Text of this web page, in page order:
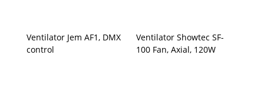
Ventilator Jem AF1, DMX
control
Ventilator Showtec SF-
100 Fan, Axial, 120W